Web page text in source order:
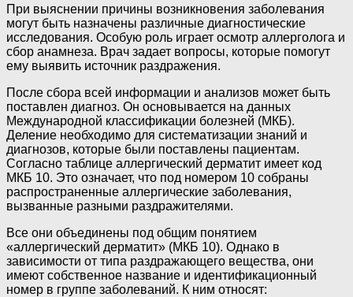
При выяснении причины возникновения заболевания
могут быть назначены различные диагностические
исследования. Особую роль играет осмотр аллерголога и
сбор анамнеза. Врач задает вопросы, которые помогут
ему выявить источник раздражения.
После сбора всей информации и анализов может быть
поставлен диагноз. Он основывается на данных
Международной классификации болезней (МКБ).
Деление необходимо для систематизации знаний и
диагнозов, которые были поставлены пациентам.
Согласно таблице аллергический дерматит имеет код
МКБ 10. Это означает, что под номером 10 собраны
распространенные аллергические заболевания,
вызванные разными раздражителями.
Все они объединены под общим понятием
«аллергический дерматит» (МКБ 10). Однако в
зависимости от типа раздражающего вещества, они
имеют собственное название и идентификационный
номер в группе заболеваний. К ним относят: